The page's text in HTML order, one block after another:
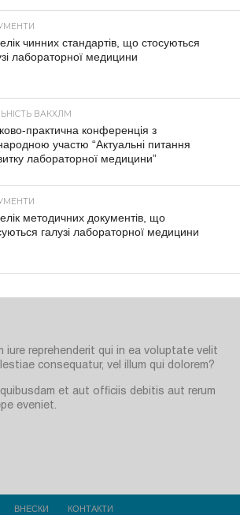
чинних стандартів, що стосуються
лабораторної медицини
ВАКХЛМ
практична конференція з
участю “Актуальні питання
лабораторної медицини”
методичних документів, що
галузі лабораторної медицини
iure reprehenderit qui in ea voluptate velit
consequatur, vel illum qui dolorem?
quibusdam et aut officiis debitis aut rerum
eveniet.
ВНЕСКИ КОНТАКТИ